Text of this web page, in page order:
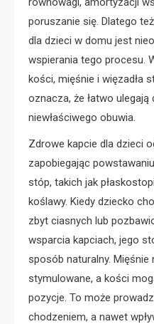
poruszanie się. Dlatego
dla dzieci w domu jest
wspierania tego procesu.
kości, mięśnie i więzadła
oznacza, że łatwo
niewłaściwego obuwia.
Zdrowe kapcie dla dzieci
zapobiegając
stóp, takich jak
koślawy. Kiedy dziecko
zbyt ciasnych lub
wsparcia kapciach, jego
sposób naturalny. Mięśnie
stymulowane, a kości
pozycje. To może
chodzeniem, a nawet